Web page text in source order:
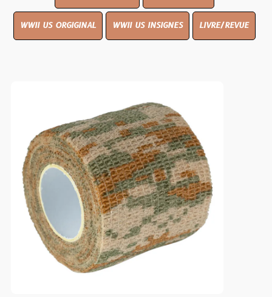
WWII US ORGIGINAL WWII US INSIGNES LIVRE/REVUE